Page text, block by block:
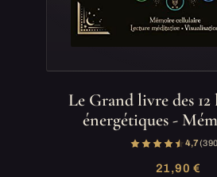
Le Grand livre des
énergétiques -
4,7(3
21,90 €